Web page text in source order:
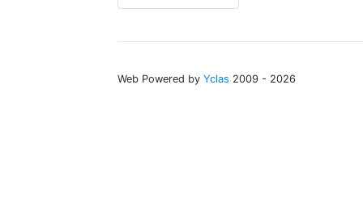
Web Powered by Yclas 2009 - 2026